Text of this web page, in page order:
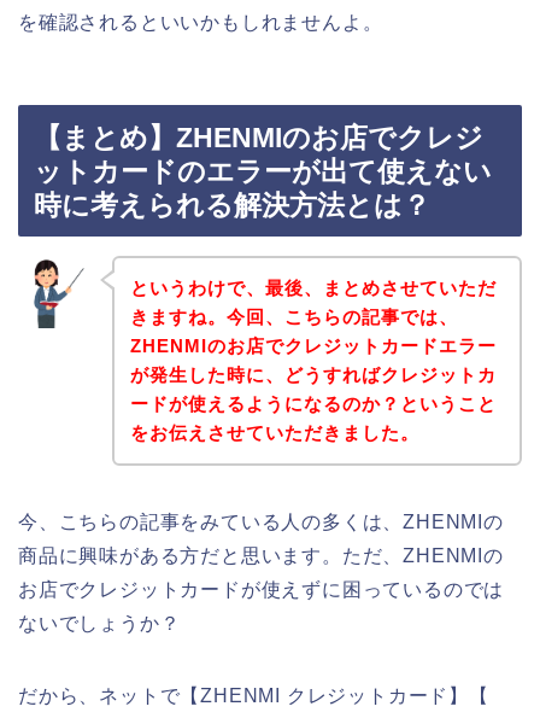
を確認されるといいかもしれませんよ。
【まとめ】ZHENMIのお店でクレジ
ットカードのエラーが出て使えない
時に考えられる解決方法とは？
というわけで、最後、まとめさせていただ
きますね。今回、こちらの記事では、
ZHENMIのお店でクレジットカードエラー
が発生した時に、どうすればクレジットカ
ードが使えるようになるのか？ということ
をお伝えさせていただきました。
今、こちらの記事をみている人の多くは、ZHENMIの
商品に興味がある方だと思います。ただ、ZHENMIの
お店でクレジットカードが使えずに困っているのでは
ないでしょうか？
だから、ネットで【ZHENMI クレジットカード】【